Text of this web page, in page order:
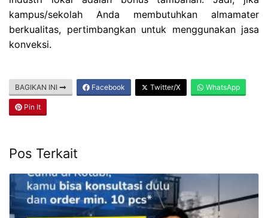
kampus/sekolah Anda membutuhkan almamater
berkualitas, pertimbangkan untuk menggunakan jasa
konveksi.
BAGIKAN INI Facebook Twitter/X WhatsApp
Pin It
Pos Terkait